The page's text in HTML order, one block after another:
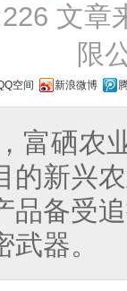
文
限
空间 新浪微博
富硒农
的新兴
品备受
器。